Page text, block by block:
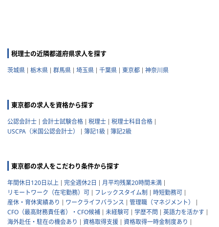
税理士の近隣都道府県求人を探す
茨城県 栃木県 群馬県 埼玉県 千葉県 東京都 神奈川県
東京都の求人を資格から探す
公認会計士 会計士試験合格 税理士
税理士科目合格
USCPA（米国公認会計士）
簿記1級 簿記2級
東京都の求人をこだわり条件から探す
年間休日120日以上 完全週休2日
月平均残業20時間未満
リモートワーク（在宅勤務）可
フレックスタイム制
時短勤務可
産休・育休実績あり
ワークライフバランス
管理職（マネジメント）
CFO（最高財務責任者）・CFO候補
未経験可 学歴不問
英語力を活かす
海外赴任・駐在の機会あり
資格取得支援
資格取得一時金制度あり